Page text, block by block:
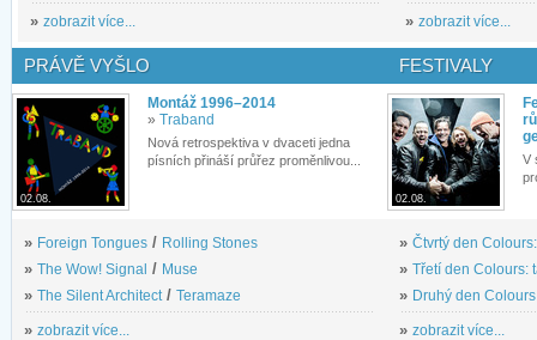
» zobrazit více... » zobrazit více...
PRÁVĚ VYŠLO
02.08.
Montáž 1996–2014
» Traband
Nová retrospektiva v dvaceti jedna
písních přináší průřez proměnlivou...
» Foreign Tongues / Rolling Stones
» The Wow! Signal / Muse
» The Silent Architect/ Teramaze
» zobrazit více...
FESTIVALY
02.08.
V
» Čtvrtý den
» Třetí den Colours:
» Druhý den
» zobrazit více...